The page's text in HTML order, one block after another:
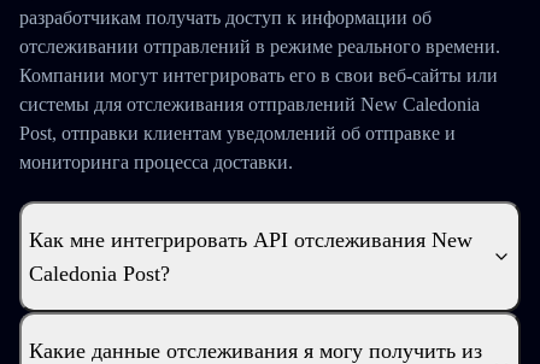
разработчикам получать доступ к информации об
отслеживании отправлений в режиме реального времени.
Компании могут интегрировать его в свои веб-сайты или
системы для отслеживания отправлений New Caledonia
Post, отправки клиентам уведомлений об отправке и
мониторинга процесса доставки.
Как мне интегрировать API отслеживания New
Caledonia Post?
Какие данные отслеживания я могу получить из